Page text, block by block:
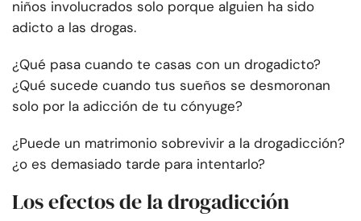
niños involucrados solo porque alguien ha sido
adicto a las drogas.
¿Qué pasa cuando te casas con un drogadicto?
¿Qué sucede cuando tus sueños se desmoronan
solo por la adicción de tu cónyuge?
¿Puede un matrimonio sobrevivir a la drogadicción?
¿o es demasiado tarde para intentarlo?
Los efectos de la drogadicción